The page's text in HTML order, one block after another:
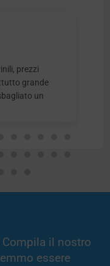
prezzi
grande
un
Compila il nostro
essere